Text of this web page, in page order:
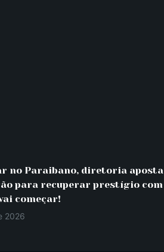
no Paraibano, diretoria aposta
para recuperar prestígio com
começar!
2026